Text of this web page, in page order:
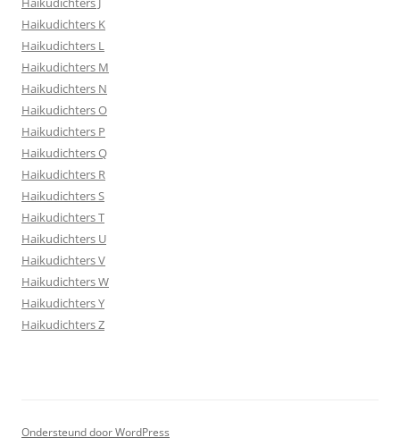
Haikudichters K
Haikudichters L
Haikudichters M
Haikudichters N
Haikudichters O
Haikudichters P
Haikudichters Q
Haikudichters R
Haikudichters S
Haikudichters T
Haikudichters U
Haikudichters V
Haikudichters W
Haikudichters Y
Haikudichters Z
Ondersteund door WordPress